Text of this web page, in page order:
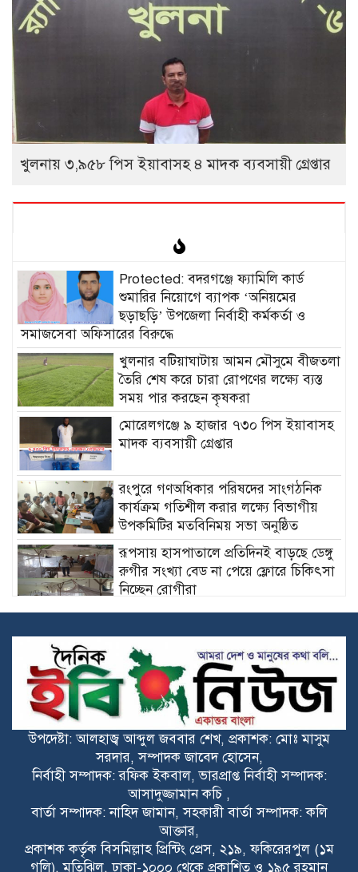
খুলনায় ৩,৯৫৮ পিস ইয়াবাসহ ৪ মাদক ব্যবসায়ী গ্রেপ্তার
Protected: ‎বদরগঞ্জে ফ্যামিলি কার্ড
শুমারির নিয়োগে ব্যাপক ‘অনিয়মের
ছড়াছড়ি’ উপজেলা নির্বাহী কর্মকর্তা ও
সমাজসেবা অফিসারের বিরুদ্ধে
খুলনার বটিয়াঘাটায় আমন মৌসুমে বীজতলা
তৈরি শেষ করে চারা রোপণের লক্ষ্যে ব্যস্ত
সময় পার করছেন কৃষকরা
মোরেলগঞ্জে ৯ হাজার ৭৩০ পিস ইয়াবাসহ
মাদক ব্যবসায়ী গ্রেপ্তার
রংপুরে গণঅধিকার পরিষদের সাংগঠনিক
কার্যক্রম গতিশীল করার লক্ষ্যে বিভাগীয়
উপকমিটির মতবিনিময় সভা অনুষ্ঠিত
রূপসায় হাসপাতালে প্রতিদিনই বাড়ছে ডেঙ্গু
রুগীর সংখ্যা বেড না পেয়ে ফ্লোরে চিকিৎসা
নিচ্ছেন রোগীরা
খুলনায় ৩,৯৫৮ পিস ইয়াবাসহ ৪ মাদক
ব্যবসায়ী গ্রেপ্তার
মোরেলগঞ্জ বৃত্তির ৪২ জন শিক্ষার্থীকে
সংবর্ধনা
ক্ষমতার লড়াই নয়, মানুষের কল্যাণের
প্রতিযোগিতা হোক রাজনীতির লক্ষ্য: মুফতি
সালেহ আহমাদ মুহিত
চেয়ারম্যান পদ নয়, মানুষের ভাগ্য বদলাতে
চাই’— রায়হান কবির মিল্টন
উপদেষ্টা: আলহাজ্ব আব্দুল জববার শেখ, প্রকাশক: মোঃ মাসুম
সরদার, সম্পাদক জাবেদ হোসেন,
নির্বাহী সম্পাদক: রফিক ইকবাল, ভারপ্রাপ্ত নির্বাহী সম্পাদক:
আসাদুজ্জামান কচি ,
বার্তা সম্পাদক: নাহিদ জামান, সহকারী বার্তা সম্পাদক: কলি
আক্তার,
প্রকাশক কর্তৃক বিসমিল্লাহ প্রিন্টিং প্রেস, ২১৯, ফকিরেরপুল (১ম
গলি), মতিঝিল, ঢাকা-১০০০ থেকে প্রকাশিত ও ১৯৫ রহমান